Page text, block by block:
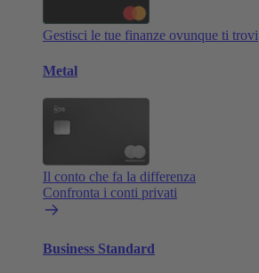
Gestisci le tue finanze ovunque ti trovi
Metal
Il conto che fa la differenza
Confronta i conti privati
Business Standard